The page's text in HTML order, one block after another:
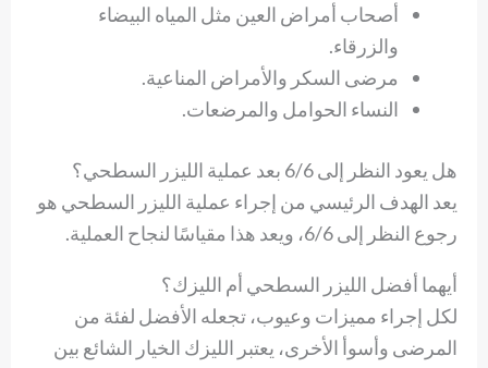
أصحاب أمراض العين مثل المياه البيضاء
والزرقاء.
مرضى السكر والأمراض المناعية.
النساء الحوامل والمرضعات.
هل يعود النظر إلى 6/6 بعد عملية الليزر السطحي؟
يعد الهدف الرئيسي من إجراء عملية الليزر السطحي هو
رجوع النظر إلى 6/6، ويعد هذا مقياسًا لنجاح العملية.
أيهما أفضل الليزر السطحي أم الليزك؟
لكل إجراء مميزات وعيوب، تجعله الأفضل لفئة من
المرضى وأسوأ الأخرى، يعتبر الليزك الخيار الشائع بين